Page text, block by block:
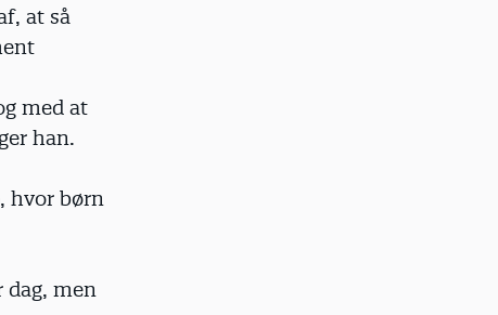
at så
med at
han.
hvor børn
dag, men